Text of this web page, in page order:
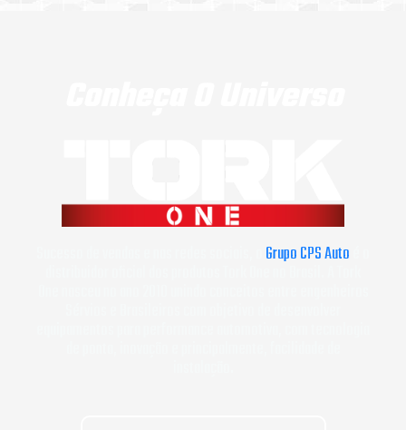
Grupo CPS Auto